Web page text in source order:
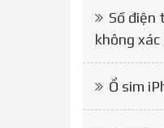
Số điện
không xác
Ổ sim